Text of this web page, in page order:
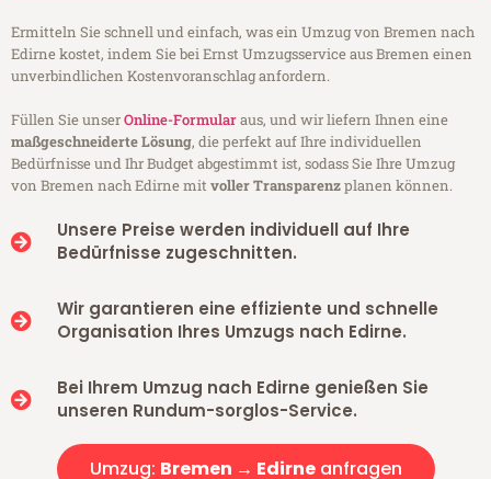
Ermitteln Sie schnell und einfach, was ein Umzug von Bremen nach
Edirne kostet, indem Sie bei Ernst Umzugsservice aus Bremen einen
unverbindlichen Kostenvoranschlag anfordern.
Füllen Sie unserOnline-Formularaus, und wir liefern Ihnen eine
maßgeschneiderte Lösung, die perfekt auf Ihre individuellen
Bedürfnisse und Ihr Budget abgestimmt ist, sodass Sie Ihre Umzug
von Bremen nach Edirne mitvoller Transparenzplanen können.
Unsere Preise werden individuell auf Ihre
Bedürfnisse zugeschnitten.
Wir garantieren eine effiziente und schnelle
Organisation Ihres Umzugs nach Edirne.
Bei Ihrem Umzug nach Edirne genießen Sie
unseren Rundum-sorglos-Service.
Umzug: Bremen → Edirneanfragen